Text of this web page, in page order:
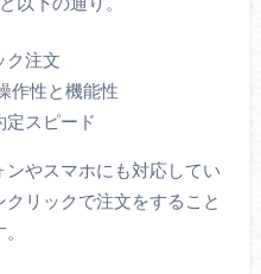
ク注文
作性と機能性
定スピード
やスマホにも対応してい
リックで注文をすること